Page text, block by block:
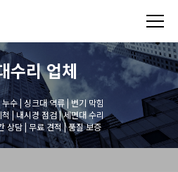
수리업체
수 | 싱크대 역류 | 변기 막힘
| 내시경 점검 | 세면대 수리
상담 | 무료 견적 | 품질 보증